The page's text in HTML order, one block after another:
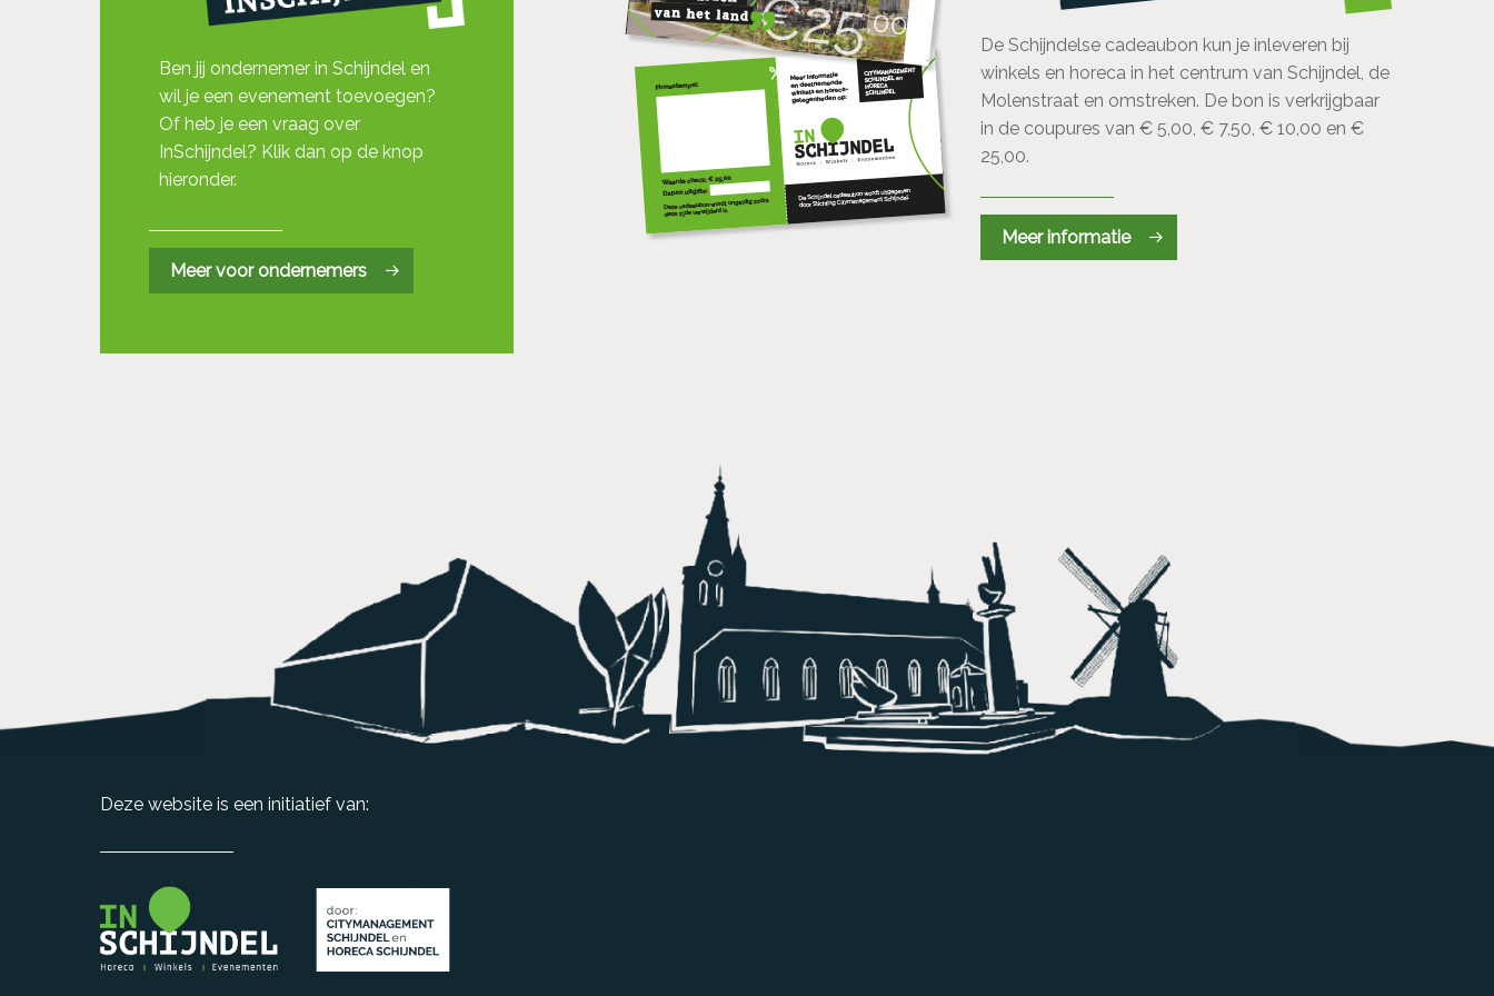
Ben jij ondernemer in Schijndel en
wil je een evenement toevoegen?
Of heb je een vraag over
InSchijndel? Klik dan op de knop
hieronder.
Meer voor ondernemers
De Schijndelse cadeaubon kun je inleveren bij
winkels en horeca in het centrum van Schijndel, de
Molenstraat en omstreken. De bon is verkrijgbaar
in de coupures van € 5,00, € 7,50, € 10,00 en €
25,00.
Meer informatie
Deze website is een initiatief van: